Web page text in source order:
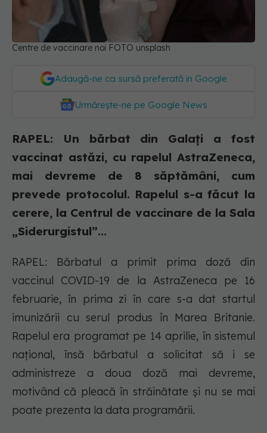
Centre de vaccinare noi FOTO unsplash
Adaugă-ne ca sursă preferată în Google
Urmărește-ne pe Google News
RAPEL: Un bărbat din Galați a fost
vaccinat astăzi, cu rapelul AstraZeneca,
mai devreme de 8 săptămâni, cum
prevede protocolul. Rapelul s-a făcut la
cerere, la Centrul de vaccinare de la Sala
„Siderurgistul”...
RAPEL: Bărbatul a primit prima doză din
vaccinul COVID-19 de la AstraZeneca pe 16
februarie, în prima zi în care s-a dat startul
imunizării cu serul produs în Marea Britanie.
Rapelul era programat pe 14 aprilie, în sistemul
național, însă bărbatul a solicitat să i se
administreze a doua doză mai devreme,
motivând că pleacă în străinătate și nu se mai
poate prezenta la data programării.